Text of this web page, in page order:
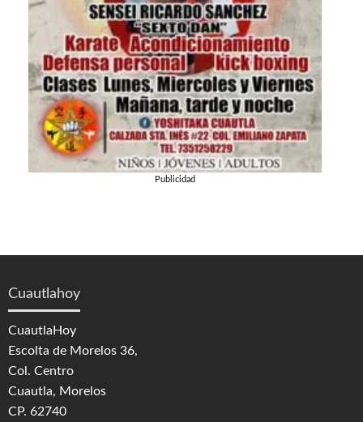
Publicidad
Cuautlahoy
CuautlaHoy
Escolta de Morelos 36,
Col. Centro
Cuautla, Morelos
CP. 62740